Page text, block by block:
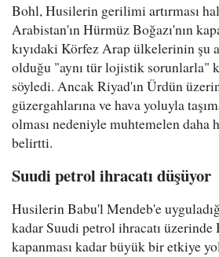
Bohl, Husilerin gerilimi artırması
Arabistan'ın Hürmüz Boğazı'nın
kıyıdaki Körfez Arap ülkelerinin şu
olduğu "aynı tür lojistik sorunlarla"
söyledi. Ancak Riyad'ın Ürdün
güzergahlarına ve hava yoluyla
olması nedeniyle muhtemelen daha
belirtti.
Suudi petrol ihracatı düşüyor
Husilerin Babu'l Mendeb'e
kadar Suudi petrol ihracatı üzerinde
kapanması kadar büyük bir etkiye